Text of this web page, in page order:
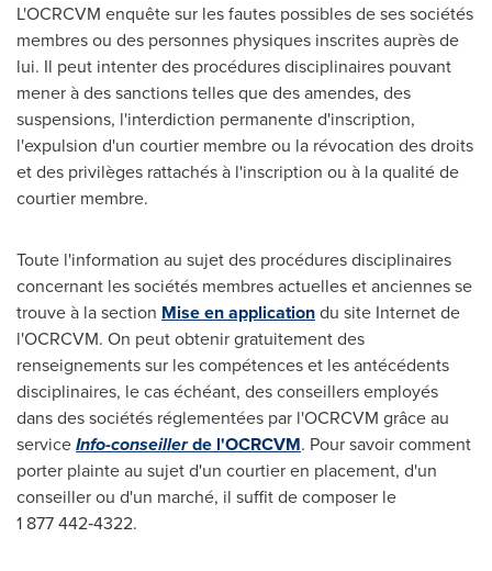
L'OCRCVM enquête sur les fautes possibles de ses sociétés
membres ou des personnes physiques inscrites auprès de
lui. Il peut intenter des procédures disciplinaires pouvant
mener à des sanctions telles que des amendes, des
suspensions, l'interdiction permanente d'inscription,
l'expulsion d'un courtier membre ou la révocation des droits
et des privilèges rattachés à l'inscription ou à la qualité de
courtier membre.
Toute l'information au sujet des procédures disciplinaires
concernant les sociétés membres actuelles et anciennes se
trouve à la section Mise en applicationdu site Internet de
l'OCRCVM. On peut obtenir gratuitement des
renseignements sur les compétences et les antécédents
disciplinaires, le cas échéant, des conseillers employés
dans des sociétés réglementées par l'OCRCVM grâce au
serviceInfo-conseillerde l'OCRCVM. Pour savoir comment
porter plainte au sujet d'un courtier en placement, d'un
conseiller ou d'un marché, il suffit de composer le
1 877 442‑4322.